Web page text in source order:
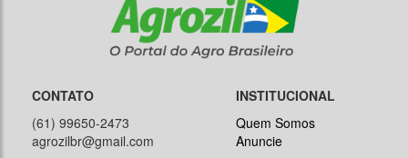
CONTATO
(61) 99650-2473
agrozilbr@gmail.com
INSTITUCIONAL
Quem Somos
Anuncie